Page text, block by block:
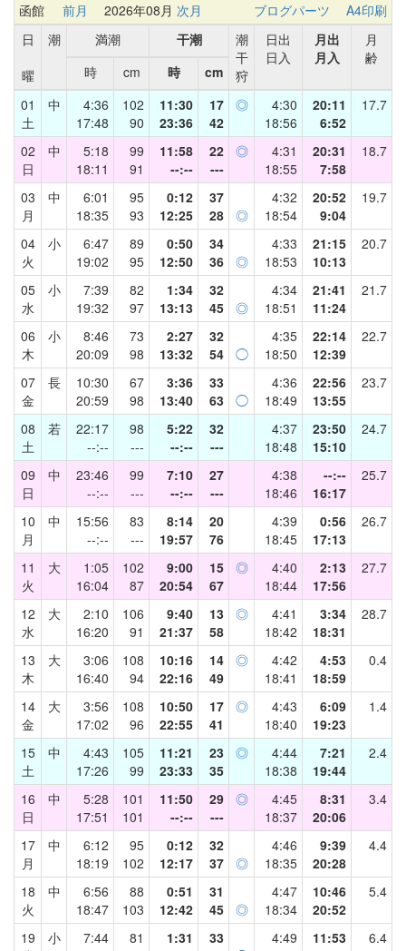
函館 前月 2026年08月 次月 ブログパーツ
A4印刷
日
曜
潮 満潮 干潮
潮
干
狩
日出
日入
月出
月入
月
齢
時
cm 時
cm
01
土
中
4:36
17:48
102
90
11:30
23:36
17
42
◎
4:30
18:56
20:11
6:52
17.7
02
日
中
5:18
18:11
99
91
11:58
--:--
22
---
◎
4:31
18:55
20:31
7:58
18.7
03
月
中
6:01
18:35
95
93
0:12
12:25
37
28
◎
4:32
18:54
20:52
9:04
19.7
04
火
小
6:47
19:02
89
95
0:50
12:50
34
36
◎
4:33
18:53
21:15
10:13
20.7
05
水
小
7:39
19:32
82
97
1:34
13:13
32
45
◎
4:34
18:51
21:41
11:24
21.7
06
木
小
8:46
20:09
73
98
2:27
13:32
32
54
◯
4:35
18:50
22:14
12:39
22.7
07
金
長
10:30
20:59
67
98
3:36
13:40
33
63
◯
4:36
18:49
22:56
13:55
23.7
08
土
若
22:17
--:--
98
---
5:22
--:--
32
---
4:37
18:48
23:50
15:10
24.7
09
日
中
23:46
--:--
99
---
7:10
--:--
27
---
4:38
18:46
--:--
16:17
25.7
10
月
中
15:56
--:--
83
---
8:14
19:57
20
76
4:39
18:45
0:56
17:13
26.7
11
火
大
1:05
16:04
102
87
9:00
20:54
15
67
◎
4:40
18:44
2:13
17:56
27.7
12
水
大
2:10
16:20
106
91
9:40
21:37
13
58
◎
4:41
18:42
3:34
18:31
28.7
13
木
大
3:06
16:40
108
94
10:16
22:16
14
49
◎
4:42
18:41
4:53
18:59
0.4
14
金
大
3:56
17:02
108
96
10:50
22:55
17
41
◎
4:43
18:40
6:09
19:23
1.4
15
土
中
4:43
17:26
105
99
11:21
23:33
23
35
◎
4:44
18:38
7:21
19:44
2.4
16
日
中
5:28
17:51
101
101
11:50
--:--
29
---
◎
4:45
18:37
8:31
20:06
3.4
17
月
中
6:12
18:19
95
102
0:12
12:17
32
37
◎
4:46
18:35
9:39
20:28
4.4
18
火
中
6:56
18:47
88
103
0:51
12:42
31
45
◎
4:47
18:34
10:46
20:52
5.4
19
小
7:44
81
1:31
33
4:49
11:53
6.4